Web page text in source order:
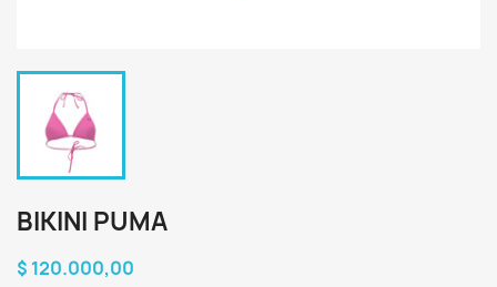
BIKINI PUMA
$ 120.000,00